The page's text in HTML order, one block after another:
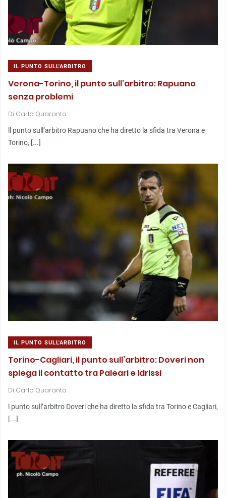
IL PUNTO SULL'ARBITRO
Verona-Torino, il punto sull’arbitro: Rapuano
senza problemi
Di Carlo Quaranta
ll punto sull’arbitro Rapuano che ha diretto la sfida tra Verona e
Torino, [...]
IL PUNTO SULL'ARBITRO
Torino-Cagliari, il punto sull’arbitro: Doveri non
spiega il contatto tra Paleari e Idrissi
Di Carlo Quaranta
l punto sull’arbitro Doveri che ha diretto la sfida tra Torino e Cagliari,
[...]